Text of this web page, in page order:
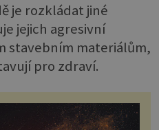
je rozkládat jiné
jejich agresivní
stavebním materiálům,
pro zdraví.